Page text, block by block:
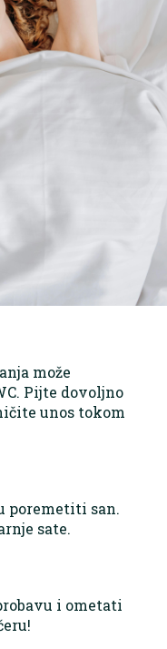
može
Pijte dovoljno
unos tokom
poremetiti san.
sate.
i ometati